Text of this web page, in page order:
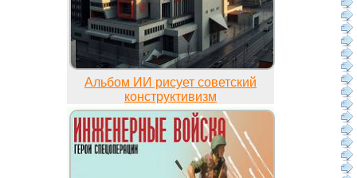
Альбом ИИ рисует советский
конструктивизм